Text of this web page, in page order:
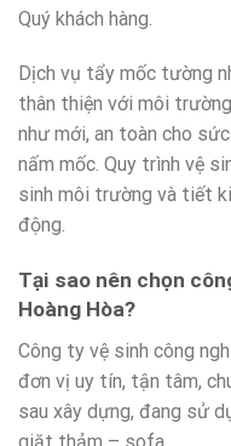
Quý khách hàng.
Dịch vụ tẩy mốc tường
thân thiện với môi
như mới, an toàn cho
nấm mốc. Quy trình vệ
sinh môi trường và tiết
động.
Tại sao nên chọn
Hoàng Hòa?
Công ty vệ sinh công
đơn vị uy tín, tận tâm,
sau xây dựng, đang sử
giặt thảm – sofa,….